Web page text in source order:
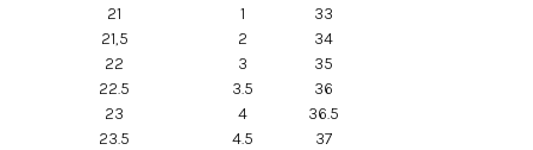
21
1
33
21,5
2
34
22
3
35
22.5
3.5
36
23
4
36.5
23.5
4.5
37